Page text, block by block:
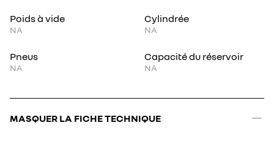
MASQUER LA FICHE TECHNIQUE
Poids à vide
NA
Cylindrée
NA
Pneus
NA
Capacité du réservoir
NA